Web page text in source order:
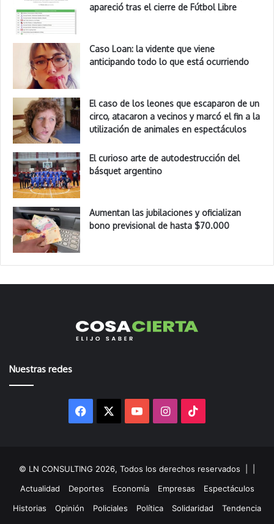
apareció tras el cierre de Fútbol Libre
Caso Loan: la vidente que viene
anticipando todo lo que está ocurriendo
El caso de los leones que escaparon de un
circo, atacaron a vecinos y marcó el fin a la
utilización de animales en espectáculos
El curioso arte de autodestrucción del
básquet argentino
Aumentan las jubilaciones y oficializan
bono previsional de hasta $70.000
Nuestras redes
Facebook YouTubeInstagram
© LN CONSULTING 2026, Todos los derechos reservados |
Actualidad
Deportes Economía Empresas
Espectáculos
Historias
Opinión Policiales Política Solidaridad Tendencia